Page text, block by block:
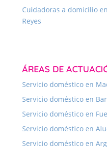
Cuidadoras a domicilio
Reyes
ÁREAS DE
Servicio doméstico en
Servicio doméstico en
Servicio doméstico en
Servicio doméstico en
Servicio doméstico en